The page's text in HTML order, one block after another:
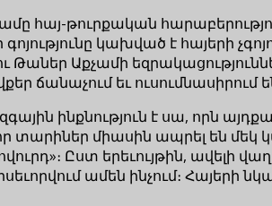
հայ-թուրքական
գոյությունը կախված է հայերի
Աքչամի
ճանաչում եւ
ինքնություն է սա, որն
տարիներ միասին ապրել են մեկ
Ըստ երեւույթին, ավելի
ամեն ինչում։ Հայերի